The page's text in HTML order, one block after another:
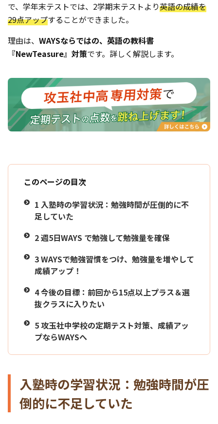
で、学年末テストでは、2学期末テストより英語の成績を
29点アップすることができました。
理由は、 WAYSならではの、英語の教科書
『NewTeasure』対策です。詳しく解説します。
このページの目次
1 入塾時の学習状況：勉強時間が圧倒的に不
足していた
2週5日WAYS で勉強して勉強量を確保
3WAYSで勉強習慣をつけ、勉強量を増やして
成績アップ！
4今後の目標：前回から15点以上プラス＆選
抜クラスに入りたい
5攻玉社中学校の定期テスト対策、成績アッ
プならWAYSへ
入塾時の学習状況：勉強時間が圧
倒的に不足していた